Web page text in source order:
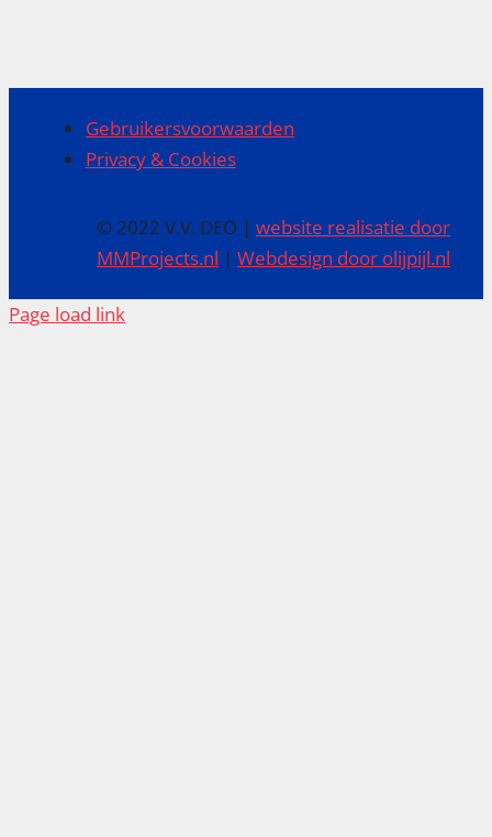
Gebruikersvoorwaarden
Privacy & Cookies
© 2022 V.V. DEO |website realisatie door
MMProjects.nl |Webdesign door olijpijl.nl
Page load link